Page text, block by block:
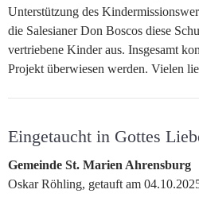
Unterstützung des
die Salesianer Don Boscos diese
vertriebene Kinder aus. Insgesamt
Projekt überwiesen werden. Vielen
Eingetaucht in Gottes
Gemeinde St. Marien Ahrensburg
Oskar Röhling, getauft am